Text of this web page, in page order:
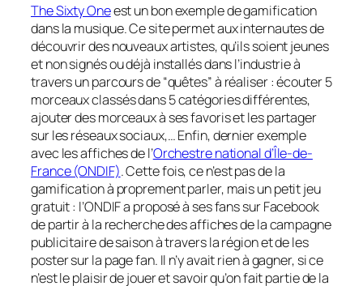
The Sixty Oneest un bon exemple de gamification
dans la musique. Ce site permet aux internautes de
découvrir des nouveaux artistes, qu’ils soient jeunes
et non signés ou déjà installés dans l’industrie à
travers un parcours de “quêtes” à réaliser : écouter 5
morceaux classés dans 5 catégories différentes,
ajouter des morceaux à ses favoris et les partager
sur les réseaux sociaux,… Enfin, dernier exemple
avec les affiches de l’Orchestre national d’Île-de-
France (ONDIF). Cette fois, ce n’est pas de la
gamification à proprement parler, mais un petit jeu
gratuit : l’ONDIF a proposé à ses fans sur Facebook
de partir à la recherche des affiches de la campagne
publicitaire de saison à travers la région et de les
poster sur la page fan. Il n’y avait rien à gagner, si ce
n’est le plaisir de jouer et savoir qu’on fait partie de la